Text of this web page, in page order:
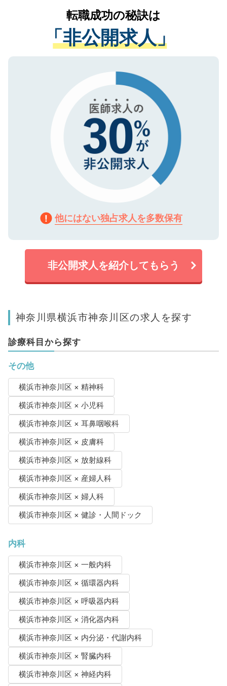
は、個人情報の取り扱いについての厳密な
管理基準を満たした事業者のみに付与され
る、プライバシーマークを取得済みです。
ご登録いただいた個人情報は、SSL（デー
で、機密保持に関してもご安心ください。
かがいして、現在の医療機関の状況や紹介
経験をまじえながら、適切なアドバイスを
させていただきます。すぐにご転職をされ
ない方には、長期的なサポートが可能です
ので、まずはご登録ください。
転職成功の秘訣は
「非公開求人」
他にはない独占求人を多数保有
非公開求人を紹介してもらう
神奈川県横浜市神奈川区の求人を探す
診療科目から探す
その他
横浜市神奈川区 × 精神科
横浜市神奈川区 × 小児科
横浜市神奈川区 × 耳鼻咽喉科
横浜市神奈川区 × 皮膚科
横浜市神奈川区 × 放射線科
横浜市神奈川区 × 産婦人科
横浜市神奈川区 × 婦人科
横浜市神奈川区 × 健診・人間ドック
内科
横浜市神奈川区 × 一般内科
横浜市神奈川区 × 循環器内科
横浜市神奈川区 × 呼吸器内科
横浜市神奈川区 × 消化器内科
横浜市神奈川区 × 内分泌・代謝内科
横浜市神奈川区 × 腎臓内科
横浜市神奈川区 × 神経内科